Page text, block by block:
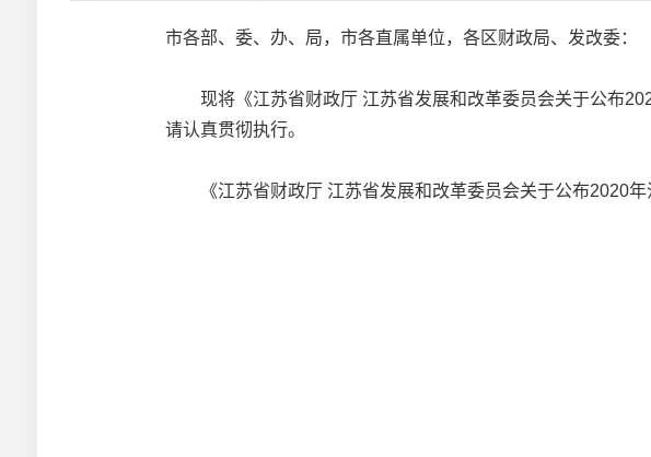
市各部、委、办、局，市各直属单位，各区财政局、发改委：
现将《江苏省财政厅 江苏省发展和改革委员会关于公布
请认真贯彻执行。
《江苏省财政厅 江苏省发展和改革委员会关于公布2020